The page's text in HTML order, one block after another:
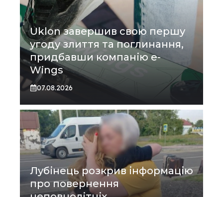
Uklon завершив свою першу
угоду злиття та поглинання,
придбавши компанію e-
Wings
07.08.2026
Лубінець розкрив інформацію
про повернення